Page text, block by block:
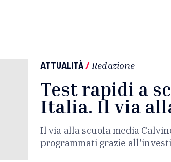
ATTUALITÀ/ Redazione
Test rapidi a
Italia. Il via
Il via alla scuola media
programmati grazie